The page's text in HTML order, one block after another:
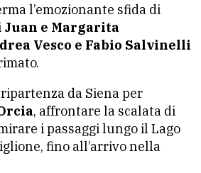
l’emozionante sfida di
Juan e Margarita
Vesco e Fabio Salvinelli
da Siena per
, affrontare la scalata di
i passaggi lungo il Lago
fino all’arrivo nella